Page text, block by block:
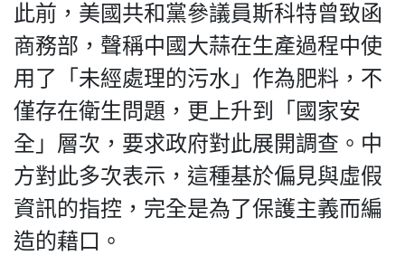
及
免
責
聲
明
©
2018
Silent
Majority
For
HK.
All
此前，美國共和黨參議員斯科特曾致函
商務部，聲稱中國大蒜在生產過程中使
用了「未經處理的污水」作為肥料，不
僅存在衛生問題，更上升到「國家安
全」層次，要求政府對此展開調查。中
方對此多次表示，這種基於偏見與虛假
資訊的指控，完全是為了保護主義而編
造的藉口。